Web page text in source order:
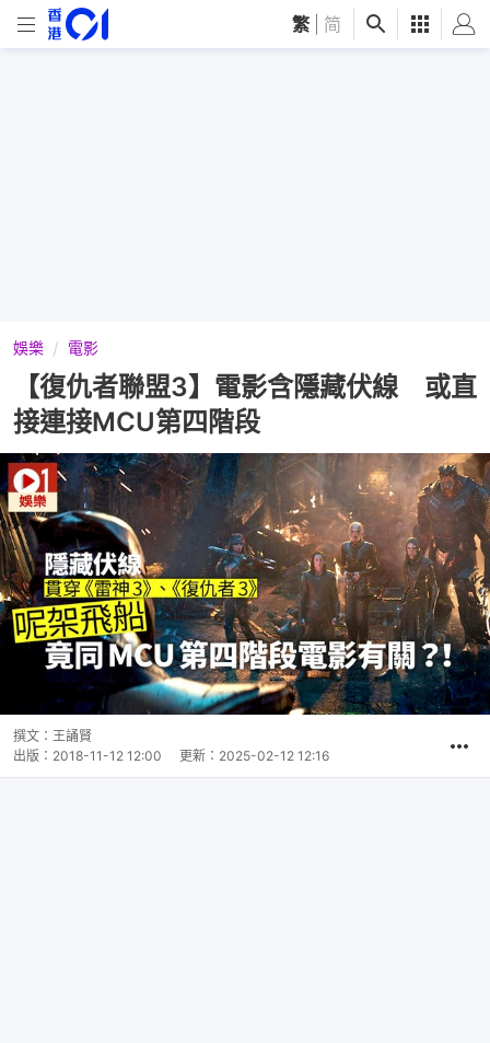
繁 简
娛樂 電影
【復仇者聯盟3】電影含隱藏伏線 或直
接連接MCU第四階段
撰文： 王誦賢
出版： 2018-11-12 12:00 更新： 2025-02-12 12:16